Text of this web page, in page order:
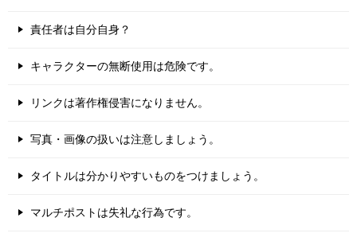
責任者は自分自身？
キャラクターの無断使用は危険です。
リンクは著作権侵害になりません。
写真・画像の扱いは注意しましょう。
タイトルは分かりやすいものをつけましょう。
マルチポストは失礼な行為です。